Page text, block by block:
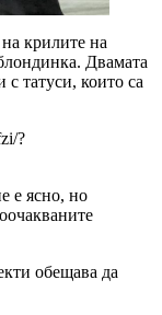
крилите на
Двамата
с татуси, които са
?
е ясно, но
обещава да